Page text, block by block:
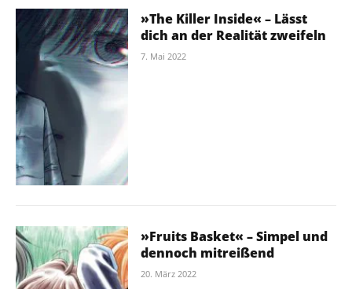
»The Killer Inside« – Lässt
dich an der Realität zweifeln
7. Mai 2022
»Fruits Basket« – Simpel und
dennoch mitreißend
20. März 2022